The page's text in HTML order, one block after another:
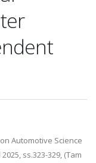
Automotive Science
ss.323-329, (Tam